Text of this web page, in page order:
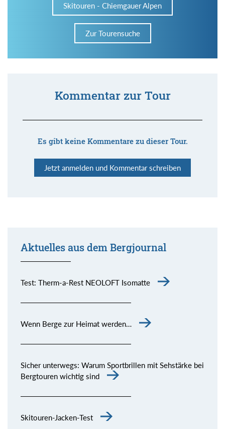
Skitouren - Chiemgauer Alpen
Zur Tourensuche
Kommentar zur Tour
Es gibt keine Kommentare zu dieser Tour.
Jetzt anmelden und Kommentar schreiben
Aktuelles aus dem Bergjournal
Test: Therm-a-Rest NEOLOFT Isomatte
Wenn Berge zur Heimat werden…
Sicher unterwegs: Warum Sportbrillen mit Sehstärke bei
Bergtouren wichtig sind
Skitouren-Jacken-Test